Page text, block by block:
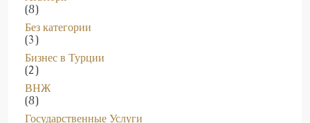
Без категории
(3)
Бизнес в Турции
(2)
ВНЖ
(8)
Государственные Услуги
(17)